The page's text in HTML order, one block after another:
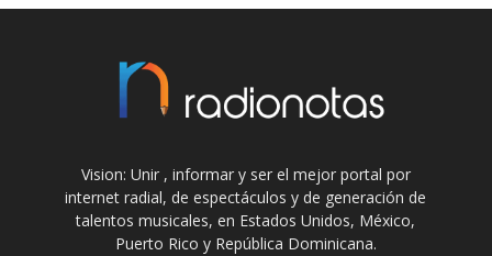
Vision: Unir , informar y ser el mejor portal por
internet radial, de espectáculos y de generación de
talentos musicales, en Estados Unidos, México,
Puerto Rico y República Dominicana.